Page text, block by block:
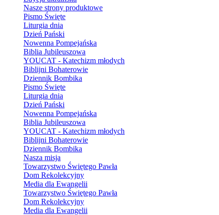
Nasze strony produktowe
Pismo Święte
Liturgia dnia
Dzień Pański
Nowenna Pompejańska
Biblia Jubileuszowa
YOUCAT - Katechizm młodych
Biblijni Bohaterowie
Dziennik Bombika
Pismo Święte
Liturgia dnia
Dzień Pański
Nowenna Pompejańska
Biblia Jubileuszowa
YOUCAT - Katechizm młodych
Biblijni Bohaterowie
Dziennik Bombika
Nasza misja
Towarzystwo Świętego Pawła
Dom Rekolekcyjny
Media dla Ewangelii
Towarzystwo Świętego Pawła
Dom Rekolekcyjny
Media dla Ewangelii